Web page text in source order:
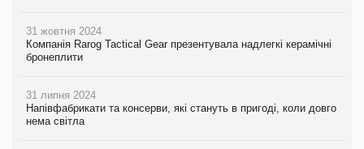
31 жовтня 2024
Компанія Rarog Tactical Gear презентувала надлегкі керамічні
бронеплити
31 липня 2024
Напівфабрикати та консерви, які стануть в пригоді, коли довго
нема світла